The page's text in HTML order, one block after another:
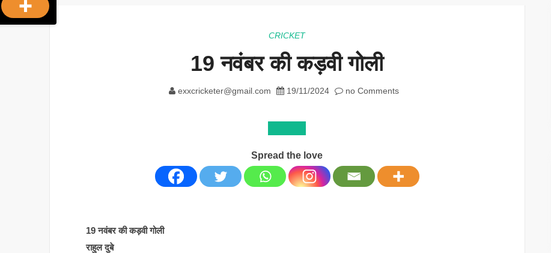
CRICKET
19 नवंबर की कड़वी गोली
exxcricketer@gmail.com 19/11/2024 no Comments
Spread the love
19 नवंबर की कड़वी गोली
राहुल दुबे